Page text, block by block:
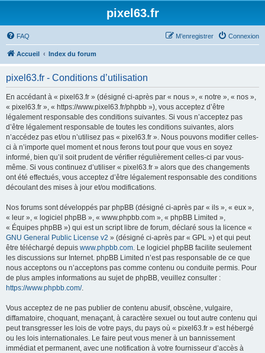
pixel63.fr
FAQ Connexion
M’enregistrer
Accueil Index du forum
pixel63.fr - Conditions d’utilisation
En accédant à « pixel63.fr » (désigné ci-après par « nous », « notre », « nos »,
« pixel63.fr », « https://www.pixel63.fr/phpbb »), vous acceptez d’être
légalement responsable des conditions suivantes. Si vous n’acceptez pas
d’être légalement responsable de toutes les conditions suivantes, alors
n’accédez pas et/ou n’utilisez pas « pixel63.fr ». Nous pouvons modifier celles-
ci à n’importe quel moment et nous ferons tout pour que vous en soyez
informé, bien qu’il soit prudent de vérifier régulièrement celles-ci par vous-
même. Si vous continuez d’utiliser « pixel63.fr » alors que des changements
ont été effectués, vous acceptez d’être légalement responsable des conditions
découlant des mises à jour et/ou modifications.
Nos forums sont développés par phpBB (désigné ci-après par « ils », « eux »,
« leur », « logiciel phpBB », « www.phpbb.com », « phpBB Limited »,
« Équipes phpBB ») qui est un script libre de forum, déclaré sous la licence «
GNU General Public License v2 » (désigné ci-après par « GPL ») et qui peut
être téléchargé depuis www.phpbb.com. Le logiciel phpBB facilite seulement
les discussions sur Internet. phpBB Limited n’est pas responsable de ce que
nous acceptons ou n’acceptons pas comme contenu ou conduite permis. Pour
de plus amples informations au sujet de phpBB, veuillez consulter :
https://www.phpbb.com/.
Vous acceptez de ne pas publier de contenu abusif, obscène, vulgaire,
diffamatoire, choquant, menaçant, à caractère sexuel ou tout autre contenu qui
peut transgresser les lois de votre pays, du pays où « pixel63.fr » est hébergé
ou les lois internationales. Le faire peut vous mener à un bannissement
immédiat et permanent, avec une notification à votre fournisseur d’accès à